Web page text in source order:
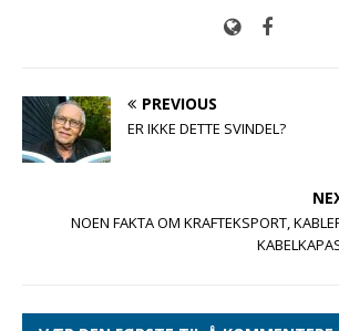
PREVIOUS
ER IKKE DETTE SVINDEL?
NOEN FAKTA OM KRAFTEKSPORT,